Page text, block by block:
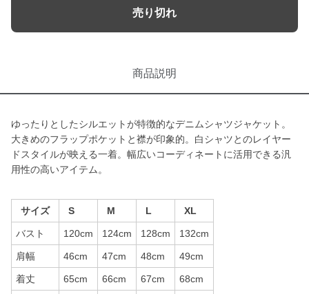
売り切れ
商品説明
ゆったりとしたシルエットが特徴的なデニムシャツジャケット。
大きめのフラップポケットと襟が印象的。白シャツとのレイヤー
ドスタイルが映える一着。幅広いコーディネートに活用できる汎
用性の高いアイテム。
サイズ S M L XL
バスト 120cm 124cm 128cm 132cm
肩幅 46cm 47cm 48cm 49cm
着丈 65cm 66cm 67cm 68cm